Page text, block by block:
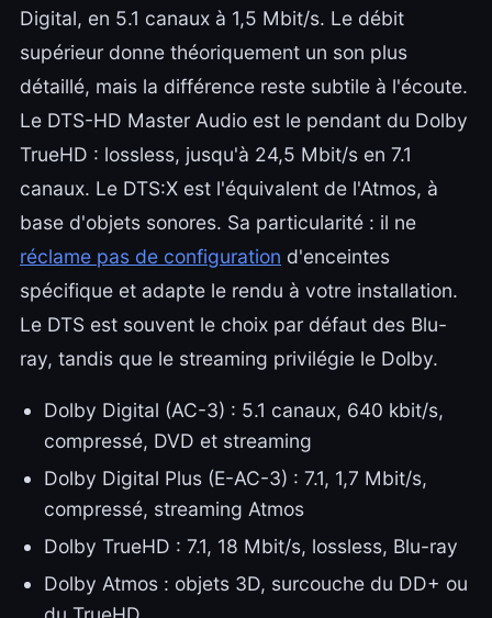
Digital, en 5.1 canaux à 1,5 Mbit/s. Le débit
supérieur donne théoriquement un son plus
détaillé, mais la différence reste subtile à l'écoute.
Le DTS-HD Master Audio est le pendant du Dolby
TrueHD : lossless, jusqu'à 24,5 Mbit/s en 7.1
canaux. Le DTS:X est l'équivalent de l'Atmos, à
base d'objets sonores. Sa particularité : il ne
réclame pas de configuration d'enceintes
spécifique et adapte le rendu à votre installation.
Le DTS est souvent le choix par défaut des Blu-
ray, tandis que le streaming privilégie le Dolby.
Dolby Digital (AC-3) : 5.1 canaux, 640 kbit/s,
compressé, DVD et streaming
Dolby Digital Plus (E-AC-3) : 7.1, 1,7 Mbit/s,
compressé, streaming Atmos
Dolby TrueHD : 7.1, 18 Mbit/s, lossless, Blu-ray
Dolby Atmos : objets 3D, surcouche du DD+ ou